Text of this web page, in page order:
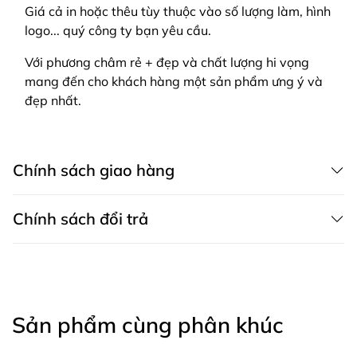
Giá cả in hoặc thêu tùy thuộc vào số lượng làm, hình
logo... quý công ty bạn yêu cầu.
Với phương châm rẻ + đẹp và chất lượng hi vọng
mang đến cho khách hàng một sản phẩm ưng ý và
đẹp nhất.
Chính sách giao hàng
CHÍNH SÁCH GIAO HÀNG MAY THÀNH VIỆT có dịch vụ giao hàng tận
- Khác hàng đến mua hàng trực tiếp tại cửa hàng của chúng tôi và
Chính sách đổi trả
xảy ra do lỗi của nhà sản xuất.
Sản phẩm cùng phân khúc